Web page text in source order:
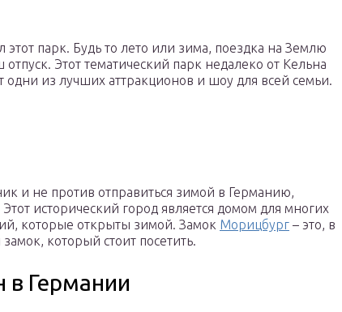
парк. Будь то лето или зима, поездка на Землю
Этот тематический парк недалеко от Кельна
одни из лучших аттракционов и шоу для всей семьи.
и не против отправиться зимой в Германию,
исторический город является домом для многих
которые открыты зимой. Замок Морицбург – это, в
который стоит посетить.
в Германии